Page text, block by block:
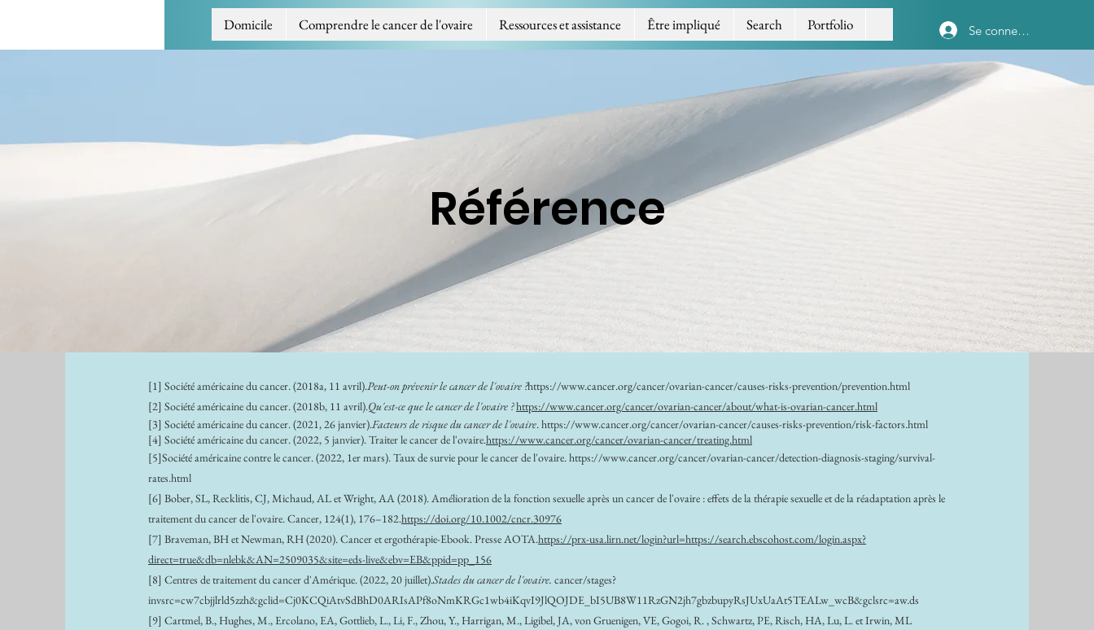
Domicile Comprendre le cancer de l'ovaire Ressources et assistance Être impliqué Search Portfolio Se connecter
Référence
[1] Société américaine du cancer. (2018a, 11 avril).Peut-on prévenir le cancer de l'ovaire ?https://www.cancer.org/cancer/ovarian-cancer/causes-risks-prevention/prevention.html
[2] Société américaine du cancer. (2018b, 11 avril).Qu'est-ce que le cancer de l'ovaire ?https://www.cancer.org/cancer/ovarian-cancer/about/what-is-ovarian-cancer.html
[3] Société américaine du cancer. (2021, 26 janvier).Facteurs de risque du cancer de l'ovaire.https://www.cancer.org/cancer/ovarian-cancer/causes-risks-prevention/risk-factors.html
[4] Société américaine du cancer. (2022, 5 janvier). Traiter le cancer de l'ovaire.https://www.cancer.org/cancer/ovarian-cancer/treating.html
[5]Société américaine contre le cancer. (2022, 1er mars). Taux de survie pour le cancer de l'ovaire.https://www.cancer.org/cancer/ovarian-cancer/detection-diagnosis-staging/survival-
rates.html
[6] Bober, SL, Recklitis, CJ, Michaud, AL et Wright, AA (2018). Amélioration de la fonction sexuelle après un cancer de l'ovaire : effets de la thérapie sexuelle et de la réadaptation après le
traitement du cancer de l'ovaire. Cancer, 124(1), 176–182.https://doi.org/10.1002/cncr.30976
[7] Braveman, BH et Newman, RH (2020). Cancer et ergothérapie-Ebook. Presse AOTA.https://prx-usa.lirn.net/login?url=https://search.ebscohost.com/login.aspx?
direct=true&db=nlebk&AN=2509035&site=eds-live&ebv=EB&ppid=pp_156
[8] Centres de traitement du cancer d'Amérique. (2022, 20 juillet).Stades du cancer de l'ovaire. cancer/stages?
invsrc=cw7cbjjlrld5zzh&gclid=Cj0KCQiAtvSdBhD0ARIsAPf8oNmKRGc1wb4iKqvI9JlQOJDE_bI5UB8W11RzGN2jh7gbzbupyRsJUxUaAt5TEALw_wcB&gclsrc=aw.ds
[9] Cartmel, B., Hughes, M., Ercolano, EA, Gottlieb, L., Li, F., Zhou, Y., Harrigan, M., Ligibel, JA, von Gruenigen, VE, Gogoi, R. , Schwartz, PE, Risch, HA, Lu, L. et Irwin, ML